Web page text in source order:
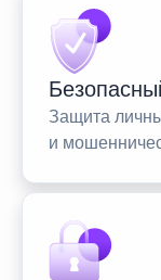
Защита
и